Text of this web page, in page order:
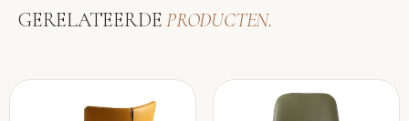
GERELATEERDEPRODUCTEN.